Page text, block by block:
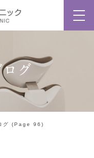
グ
グ (Page 96)